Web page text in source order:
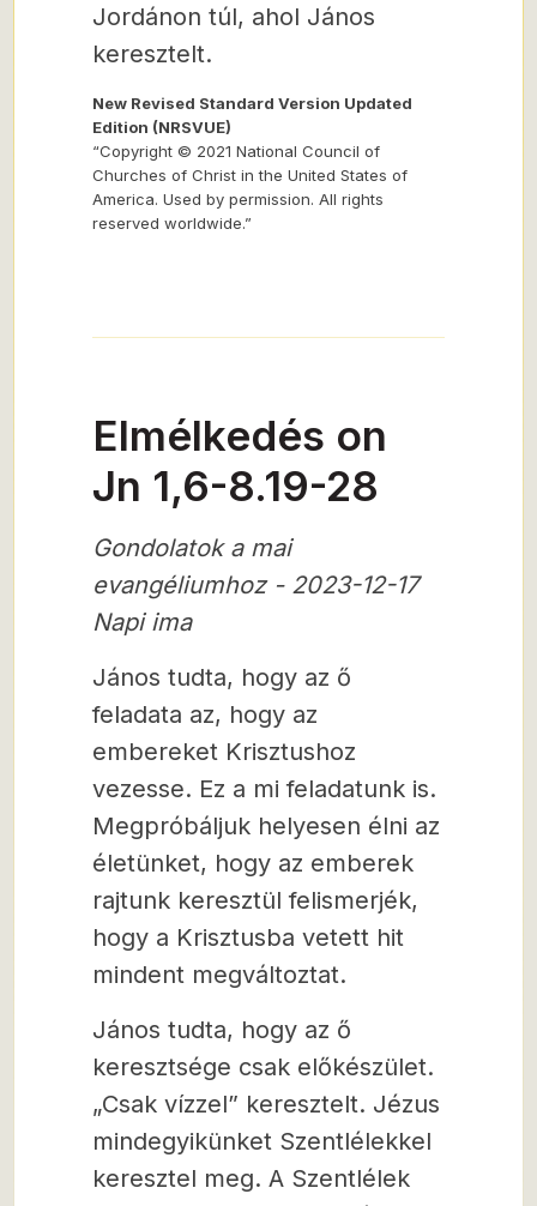
Jordánon túl, ahol János
keresztelt.
New Revised Standard Version Updated
Edition (NRSVUE)
“Copyright © 2021 National Council of
Churches of Christ in the United States of
America. Used by permission. All rights
reserved worldwide.”
Elmélkedés on
Jn 1,6-8.19-28
Gondolatok a mai
evangéliumhoz - 2023-12-17
Napi ima
János tudta, hogy az ő
feladata az, hogy az
embereket Krisztushoz
vezesse. Ez a mi feladatunk is.
Megpróbáljuk helyesen élni az
életünket, hogy az emberek
rajtunk keresztül felismerjék,
hogy a Krisztusba vetett hit
mindent megváltoztat.
János tudta, hogy az ő
keresztsége csak előkészület.
„Csak vízzel” keresztelt. Jézus
mindegyikünket Szentlélekkel
keresztel meg. A Szentlélek